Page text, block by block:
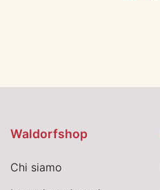
Waldorfshop
Chi siamo